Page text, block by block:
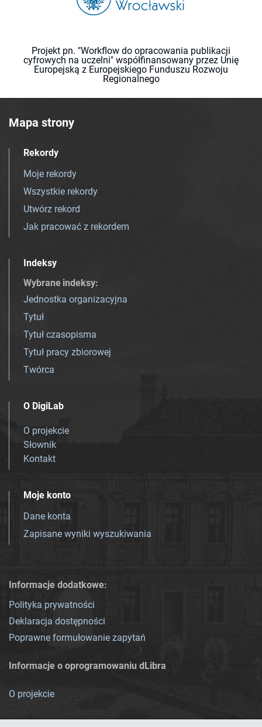
Projekt pn. "Workflow do opracowania publikacji
cyfrowych na uczelni" współfinansowany przez Unię
Europejską z Europejskiego Funduszu Rozwoju
Regionalnego
Mapa strony
Rekordy
Moje rekordy
Wszystkie rekordy
Utwórz rekord
Jak pracować z rekordem
Indeksy
Wybrane indeksy:
Jednostka organizacyjna
Tytuł
Tytuł czasopisma
Tytuł pracy zbiorowej
Twórca
O DigiLab
O projekcie
Słownik
Kontakt
Moje konto
Dane konta
Zapisane wyniki wyszukiwania
Informacje dodatkowe:
Polityka prywatności
Deklaracja dostępności
Poprawne formułowanie zapytań
Informacje o oprogramowaniu dLibra
O projekcie